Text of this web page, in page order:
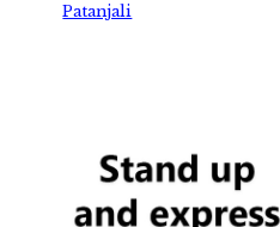
Patanjali